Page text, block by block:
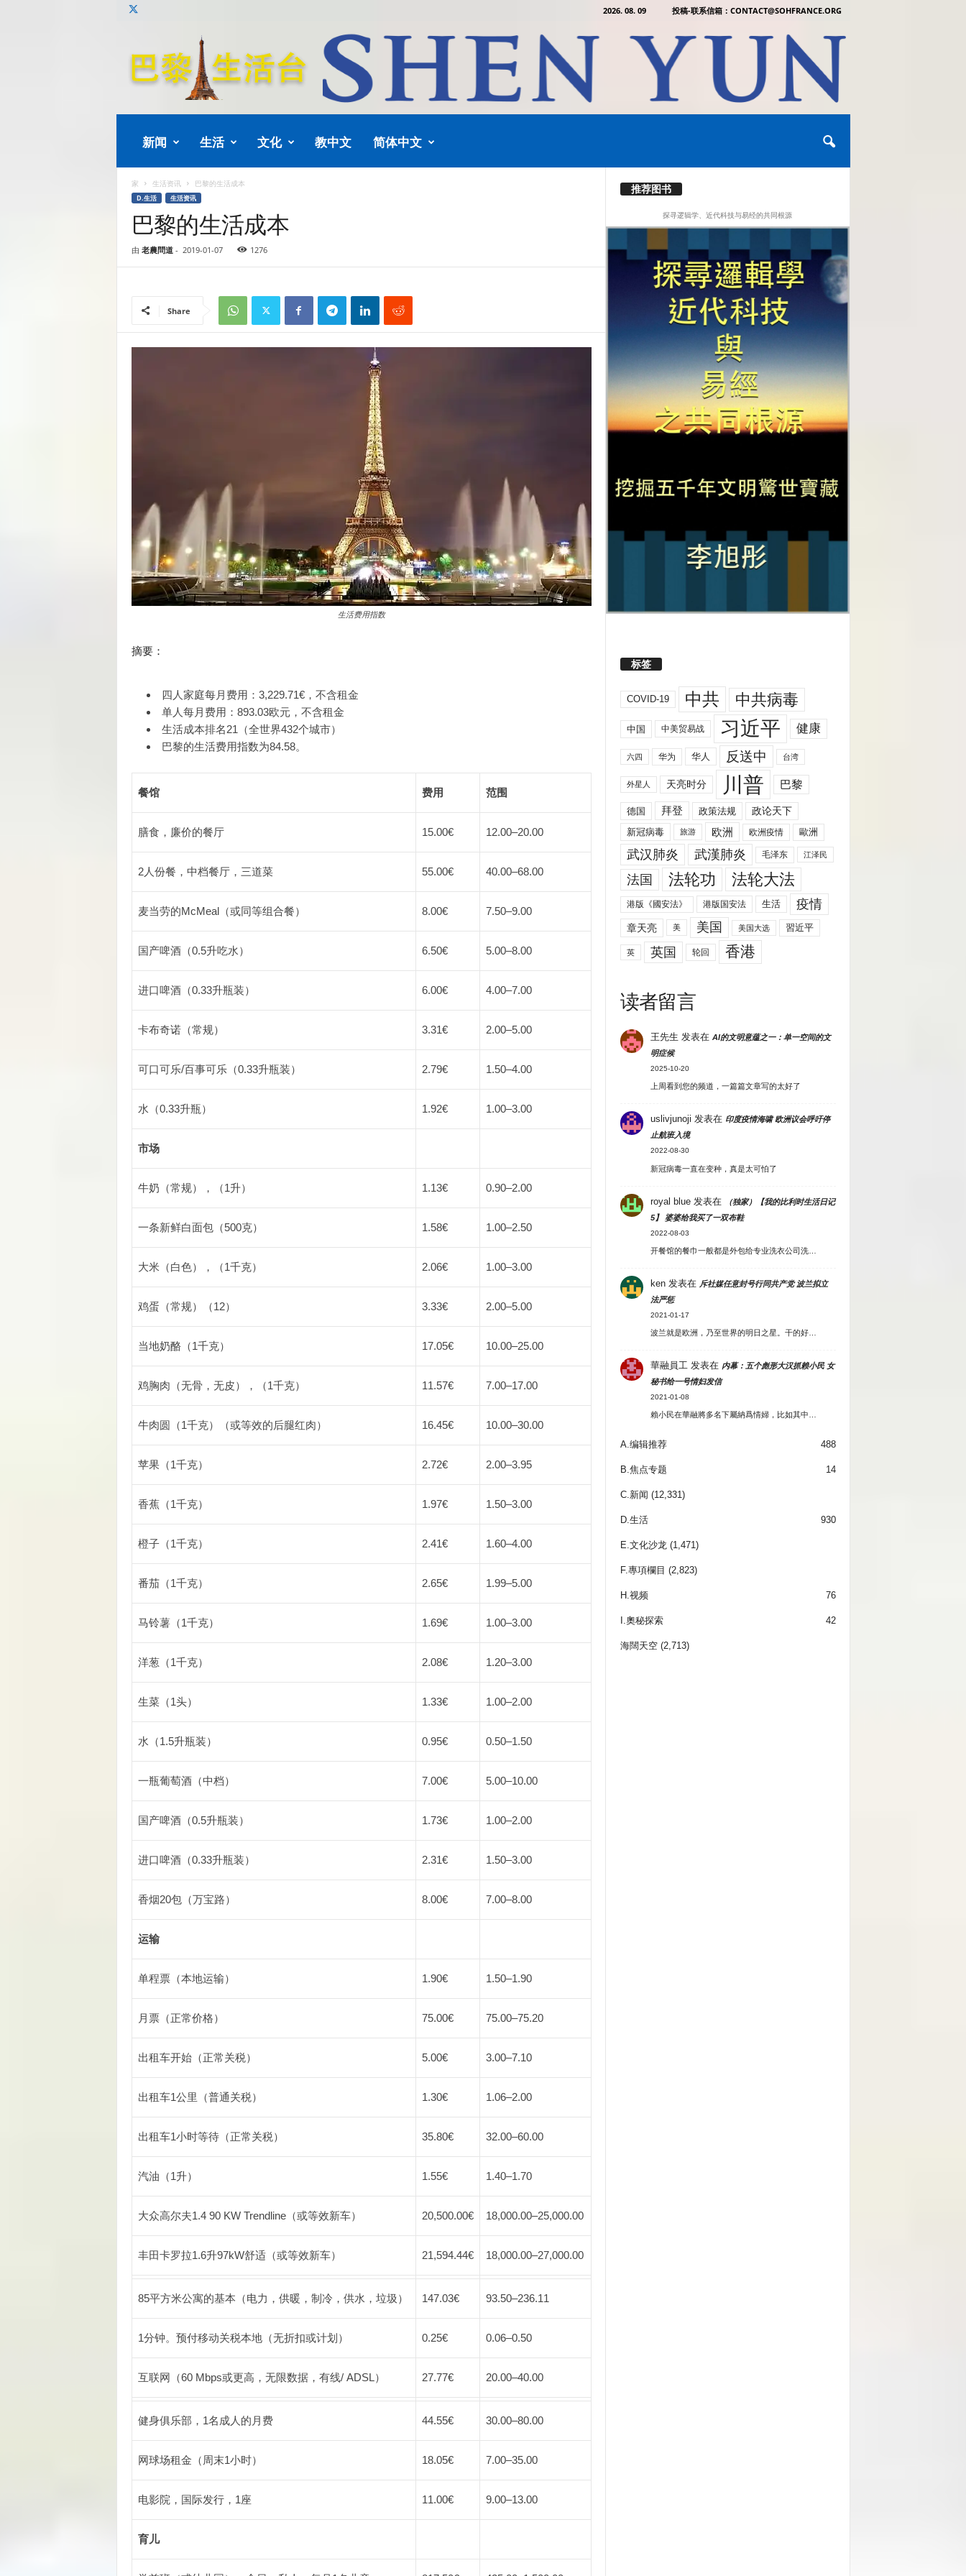
2026. 08. 09 投稿-联系信箱：CONTACT@SOHFRANCE.ORG
新闻 生活 文化 教中文 简体中文
家 生活资讯 巴黎的生活成本
D.生活 生活资讯
巴黎的生活成本
由 老農問道- 2019-01-07 1276
Share
生活费用指数
摘要：
四人家庭每月费用： 3,229.71€，不含租金
单人每月费用： 893.03欧元， 不含租金
生活成本排名21（全世界432个城市）
巴黎的生活费用指数为84.58。
餐馆 费用 范围
膳食，廉价的餐厅 15.00€ 12.00–20.00
2人份餐，中档餐厅，三道菜 55.00€ 40.00–68.00
麦当劳的McMeal（或同等组合餐） 8.00€ 7.50–9.00
国产啤酒（0.5升吃水） 6.50€ 5.00–8.00
进口啤酒（0.33升瓶装） 6.00€ 4.00–7.00
卡布奇诺（常规） 3.31€ 2.00–5.00
可口可乐/百事可乐（0.33升瓶装） 2.79€ 1.50–4.00
水（0.33升瓶） 1.92€ 1.00–3.00
市场
牛奶（常规），（1升） 1.13€ 0.90–2.00
一条新鲜白面包（500克） 1.58€ 1.00–2.50
大米（白色），（1千克） 2.06€ 1.00–3.00
鸡蛋（常规）（12） 3.33€ 2.00–5.00
当地奶酪（1千克） 17.05€ 10.00–25.00
鸡胸肉（无骨，无皮），（1千克） 11.57€ 7.00–17.00
牛肉圆（1千克）（或等效的后腿红肉） 16.45€ 10.00–30.00
苹果（1千克） 2.72€ 2.00–3.95
香蕉（1千克） 1.97€ 1.50–3.00
橙子（1千克） 2.41€ 1.60–4.00
番茄（1千克） 2.65€ 1.99–5.00
马铃薯（1千克） 1.69€ 1.00–3.00
洋葱（1千克） 2.08€ 1.20–3.00
生菜（1头） 1.33€ 1.00–2.00
水（1.5升瓶装） 0.95€ 0.50–1.50
一瓶葡萄酒（中档） 7.00€ 5.00–10.00
国产啤酒（0.5升瓶装） 1.73€ 1.00–2.00
进口啤酒（0.33升瓶装） 2.31€ 1.50–3.00
香烟20包（万宝路） 8.00€ 7.00–8.00
运输
单程票（本地运输） 1.90€ 1.50–1.90
月票（正常价格） 75.00€ 75.00–75.20
出租车开始（正常关税） 5.00€ 3.00–7.10
出租车1公里（普通关税） 1.30€ 1.06–2.00
出租车1小时等待（正常关税） 35.80€ 32.00–60.00
汽油（1升） 1.55€ 1.40–1.70
大众高尔夫1.4 90 KW Trendline（或等效新车） 20,500.00€ 18,000.00–25,000.00
丰田卡罗拉1.6升97kW舒适（或等效新车） 21,594.44€ 18,000.00–27,000.00
85平方米公寓的基本（电力，供暖，制冷，供水，垃圾） 147.03€ 93.50–236.11
1分钟。预付移动关税本地（无折扣或计划） 0.25€ 0.06–0.50
互联网（60 Mbps或更高，无限数据，有线/ ADSL） 27.77€ 20.00–40.00
健身俱乐部，1名成人的月费 44.55€ 30.00–80.00
网球场租金（周末1小时） 18.05€ 7.00–35.00
电影院，国际发行，1座 11.00€ 9.00–13.00
育儿
推荐图书
探寻逻辑学、近代科技与易经的共同根源
标签
COVID-19 中共 中共病毒
中国 中美贸易战 习近平 健康
六四 华为 华人 反送中 台湾
外星人 天亮时分 川普 巴黎
德国 拜登 政策法规
政论天下
新冠病毒
旅游 欧洲 欧洲疫情 歐洲
武汉肺炎 武漢肺炎 毛泽东 江泽民
法国 法轮功 法轮大法
港版《國安法》 港版国安法 生活 疫情
章天亮 美 美国 美国大选 習近平
英 英国 轮回 香港
读者留言
王先生 发表在 AI的文明意蕴之一：单一空间的文
明症候
2025-10-20
上周看到您的频道，一篇篇文章写的太好了
uslivjunoji 发表在 印度疫情海啸 欧洲议会呼吁停
止航班入境
2022-08-30
新冠病毒一直在变种，真是太可怕了
royal blue发表在
（独家）【我的比利时生活日记
5】 婆婆给我买了一双布鞋
2022-08-03
开餐馆的餐巾一般都是外包给专业洗衣公司洗…
ken发表在 斥社媒任意封号行同共产党 波兰拟立
法严惩
2021-01-17
波兰就是欧洲，乃至世界的明日之星。干的好…
華融員工 发表在 内幕：五个彪形大汉抓赖小民 女
秘书给一号情妇发信
2021-01-08
賴小民在華融將多名下屬納爲情婦，比如其中…
A.编辑推荐 488
B.焦点专题 14
C.新闻 (12,331)
D.生活 930
E.文化沙龙 (1,471)
F.專項欄目 (2,823)
H.视频 76
I.奧秘探索 42
海闊天空(2,713)